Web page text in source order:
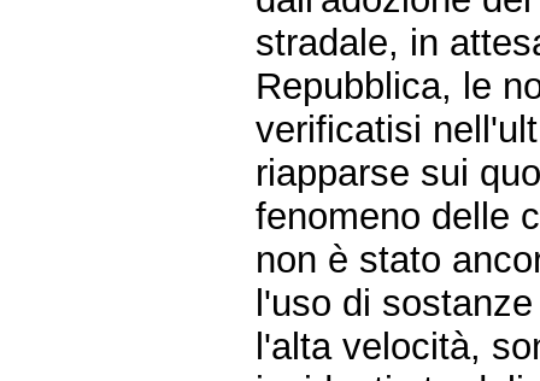
stradale, in
Repubblica, le
verificatisi
riapparse sui
fenomeno delle
non è stato
l'uso di
l'alta velocità,